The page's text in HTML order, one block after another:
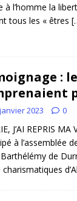
eu la grâce d’être
joie soit parfaite ! Jn
à l’homme la
tous les « êtres
:
2023 0
J’AI REPRIS
à l’assemblée
de
charismatiques